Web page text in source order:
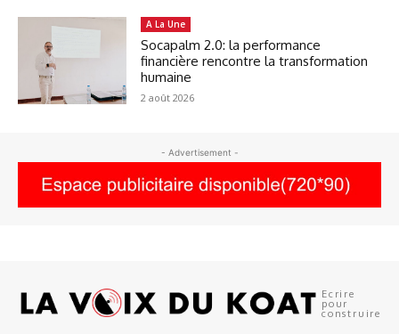
A La Une
Socapalm 2.0: la performance
financière rencontre la transformation
humaine
2 août 2026
- Advertisement -
Ecrire
pour
construire